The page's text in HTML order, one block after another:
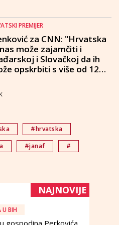
PREMIJER
za CNN: "Hrvatska
može zajamčiti i
i Slovačkoj da ih
opskrbiti s više od 12
#hrvatska
#janaf #
NAJNOVIJE
U BIH
gospodina Perkovića,